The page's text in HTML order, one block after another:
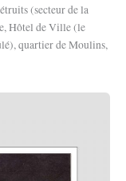
(secteur de la
Hôtel de Ville (le
quartier de Moulins,